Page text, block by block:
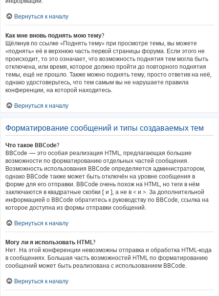
Вернуться к началу
Как мне вновь поднять мою тему?
Щёлкнув по ссылке «Поднять тему» при просмотре темы, вы можете
«поднять» её в верхнюю часть первой страницы форума. Если этого не
происходит, то это означает, что возможность поднятия тем могла быть
отключена, или время, которое должно пройти до повторного поднятия
темы, ещё не прошло. Также можно поднять тему, просто ответив на неё,
однако удостоверьтесь, что тем самым вы не нарушаете правила
конференции, на которой находитесь.
Вернуться к началу
Форматирование сообщений и типы создаваемых тем
Что такое BBCode?
BBCode — это особая реализация HTML, предлагающая большие
возможности по форматированию отдельных частей сообщения.
Возможность использования BBCode определяется администратором,
однако BBCode также может быть отключён на уровне сообщения в
форме для его отправки. BBCode очень похож на HTML, но теги в нём
заключаются в квадратные скобки [ и ], а не в < и >. За дополнительной
информацией о BBCode обратитесь к руководству по BBCode, ссылка на
которое доступна из формы отправки сообщений.
Вернуться к началу
Могу ли я использовать HTML?
Нет. На этой конференции невозможны отправка и обработка HTML-кода
в сообщениях. Большая часть возможностей HTML по форматированию
сообщений может быть реализована с использованием BBCode.
Вернуться к началу